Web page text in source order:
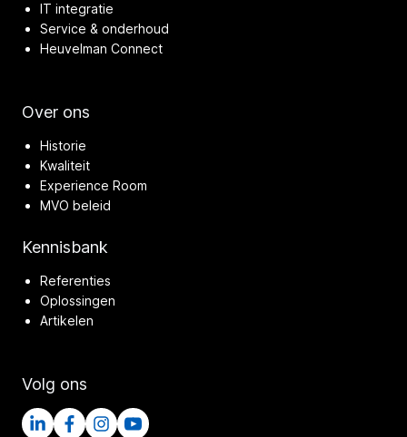
IT integratie
Service & onderhoud
Heuvelman Connect
Over ons
Historie
Kwaliteit
Experience Room
MVO beleid
Kennisbank
Referenties
Oplossingen
Artikelen
Volg ons